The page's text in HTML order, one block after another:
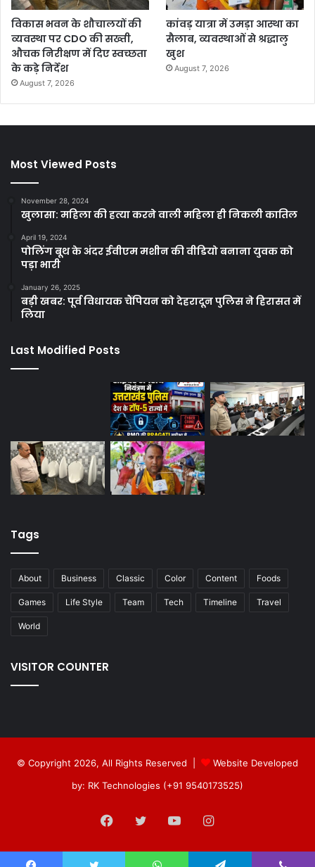
विकास भवन के शौचालयों की
व्यवस्था पर CDO की सख्ती,
औचक निरीक्षण में दिए स्वच्छता
के कड़े निर्देश
August 7, 2026
कांवड़ यात्रा में उमड़ा आस्था का
सैलाब, व्यवस्थाओं से श्रद्धालु
खुश
August 7, 2026
Most Viewed Posts
November 28, 2024
खुलासा: महिला की हत्या करने वाली महिला ही निकली कातिल
April 19, 2024
पोलिंग बूथ के अंदर ईवीएम मशीन की वीडियो बनाना युवक को
पड़ा भारी
January 26, 2025
बड़ी खबर: पूर्व विधायक चैंपियन को देहरादून पुलिस ने हिरासत में
लिया
Last Modified Posts
Tags
About Business Classic Color Content Foods
Games Life Style Team Tech Timeline Travel
World
VISITOR COUNTER
© Copyright 2026, All Rights Reserved |
Website Developed
by: RK Technologies (+91 9540173525)
Facebook
TwitterYouTubeInstagram